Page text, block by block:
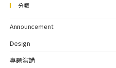
分類
Announcement
Design
專題演講